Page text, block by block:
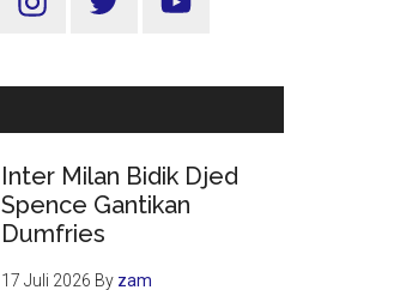
Inter Milan Bidik Djed
Spence Gantikan
Dumfries
17 Juli 2026 By zam